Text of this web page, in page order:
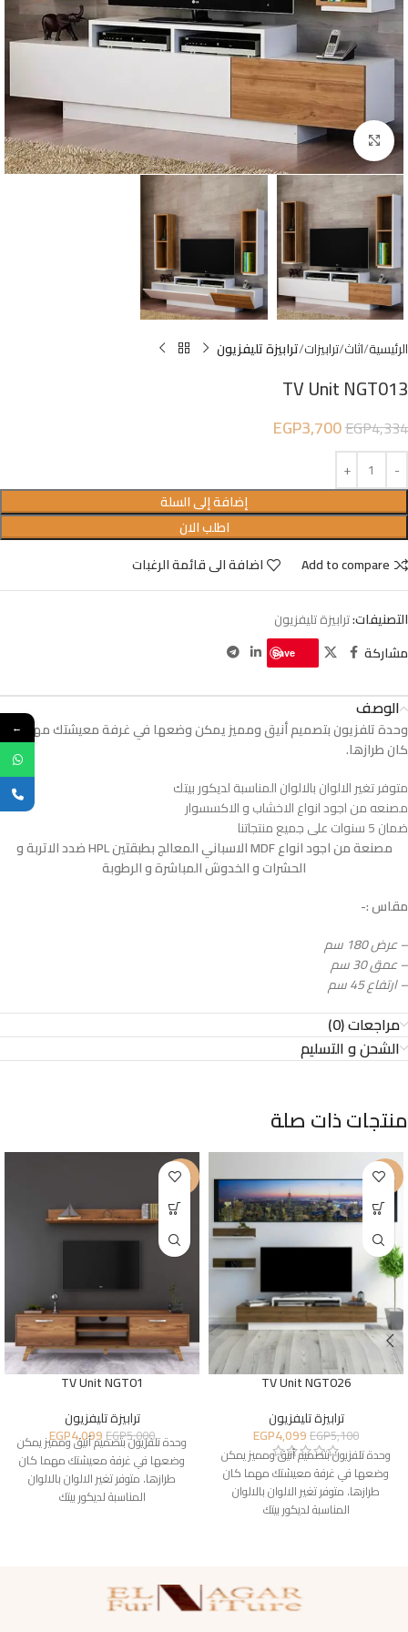
Click to enlarge
الرئيسية اثاث ترابيزات ترابيزة تليفزيون
TV Unit NGT013
EGP4,334
EGP3,700
إضافة إلى السلة
اطلب الان
Add to compare
اضافة الى قائمة الرغبات
التصنيفات:ترابيزة تليفزيون
مشاركة
Save
الوصف
وحدة تلفزيون بتصميم أنيق ومميز يمكن وضعها في غرفة معيشتك مهما
كان طرازها.
متوفر تغير الالوان بالالوان المناسبة لديكور بيتك
مصنعه من اجود انواع الاخشاب و الاكسسوار
ضمان 5 سنوات على جميع منتجاتنا
مصنعة من اجود انواع MDF الاسباني المعالج بطبقتين HPL ضدد الاتربة و
الحشرات و الخدوش المباشرة و الرطوبة
مقاس :-
– عرض 180 سم
– عمق 30 سم
– ارتفاع 45 سم
مراجعات (0)
الشحن و التسليم
منتجات ذات صلة
-20%
TV Unit NGT026
ترابيزة تليفزيون
EGP5,100
EGP4,099
وحدة تلفزيون بتصميم أنيق ومميز يمكن
وضعها في غرفة معيشتك مهما كان
طرازها. متوفر تغير الالوان بالالوان
المناسبة لديكور بيتك
-18%
TV Unit NGT01
ترابيزة تليفزيون
EGP5,000
EGP4,099
وحدة تلفزيون بتصميم أنيق ومميز يمكن
وضعها في غرفة معيشتك مهما كان
طرازها. متوفر تغير الالوان بالالوان
المناسبة لديكور بيتك
←